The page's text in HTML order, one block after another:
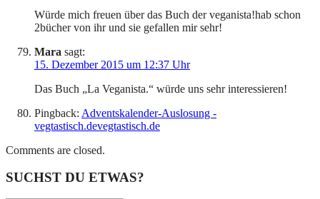
Würde mich freuen über das Buch der veganista!hab schon
2bücher von ihr und sie gefallen mir sehr!
Mara sagt:
15. Dezember 2015 um 12:37 Uhr
Das Buch „La Veganista.“ würde uns sehr interessieren!
Pingback: Adventskalender-Auslosung -
vegtastisch.devegtastisch.de
Comments are closed.
SUCHST DU ETWAS?